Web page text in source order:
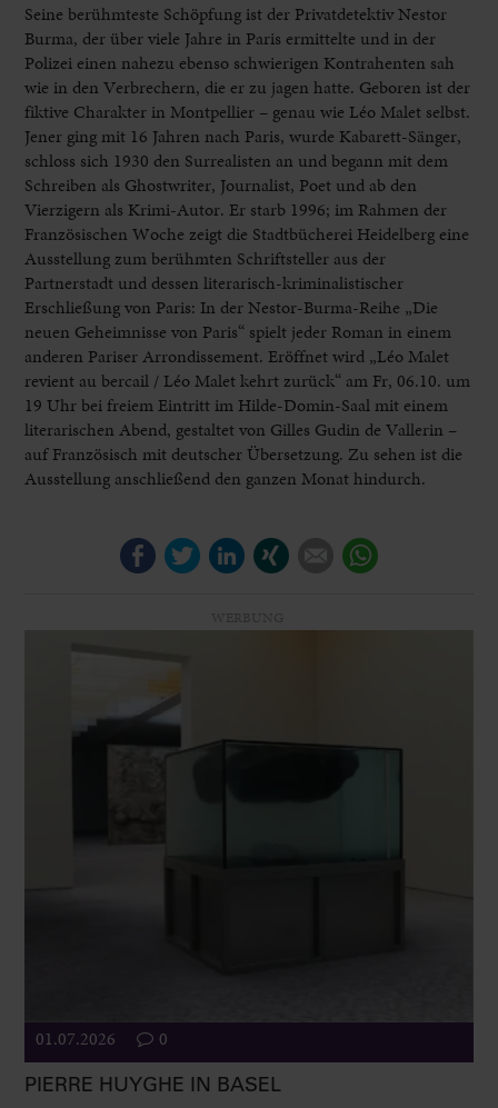
Seine berühmteste Schöpfung ist der Privatdetektiv Nestor
Burma, der über viele Jahre in Paris ermittelte und in der
Polizei einen nahezu ebenso schwierigen Kontrahenten sah
wie in den Verbrechern, die er zu jagen hatte. Geboren ist der
fiktive Charakter in Montpellier – genau wie Léo Malet selbst.
Jener ging mit 16 Jahren nach Paris, wurde Kabarett-Sänger,
schloss sich 1930 den Surrealisten an und begann mit dem
Schreiben als Ghostwriter, Journalist, Poet und ab den
Vierzigern als Krimi-Autor. Er starb 1996; im Rahmen der
Französischen Woche zeigt die Stadtbücherei Heidelberg eine
Ausstellung zum berühmten Schriftsteller aus der
Partnerstadt und dessen literarisch-kriminalistischer
Erschließung von Paris: In der Nestor-Burma-Reihe „Die
neuen Geheimnisse von Paris“ spielt jeder Roman in einem
anderen Pariser Arrondissement. Eröffnet wird „Léo Malet
revient au bercail / Léo Malet kehrt zurück“ am Fr, 06.10. um
19 Uhr bei freiem Eintritt im Hilde-Domin-Saal mit einem
literarischen Abend, gestaltet von Gilles Gudin de Vallerin –
auf Französisch mit deutscher Übersetzung. Zu sehen ist die
Ausstellung anschließend den ganzen Monat hindurch.
FacebookTwitterLinkedIn E-mail
01.07.2026 0
PIERRE HUYGHE IN BASEL